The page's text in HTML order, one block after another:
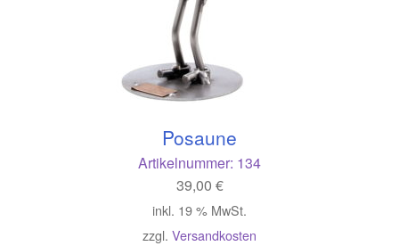
Posaune
Artikelnummer: 134
39,00 €
inkl. 19 % MwSt.
zzgl. Versandkosten